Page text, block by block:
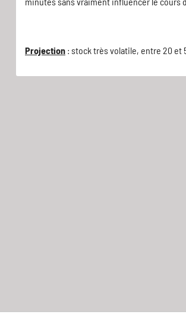
Projection : stock très volatile, entre 20 et